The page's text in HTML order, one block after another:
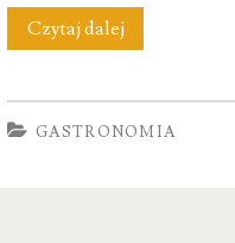
Czytaj dalejGeston
GASTRONOMIA